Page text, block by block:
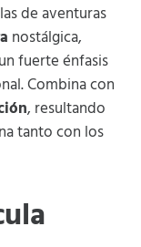
de aventuras
nostálgica,
fuerte énfasis
Combina con
, resultando
tanto con los